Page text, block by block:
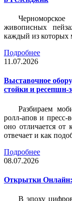
живописных
каждый из которых
Подробнее
11.07.2026
Выставочное
стойки и ресепшн-
Разбираем
ролл-апов и пресс-
оно отличается от
отвечает и как
Подробнее
08.07.2026
Открытки Онлайн:
В эпоху